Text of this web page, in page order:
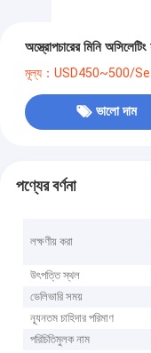
অস্ত্রোপচারের মিনি
মূল্য：USD450~500/
ভালো দাম
পণ্যের বর্ণনা
লক্ষণীয় করা
উৎপত্তি স্থল
ডেলিভারি সময়
ন্যূনতম চাহিদার পরিমাণ
পরিচিতিমুলক নাম